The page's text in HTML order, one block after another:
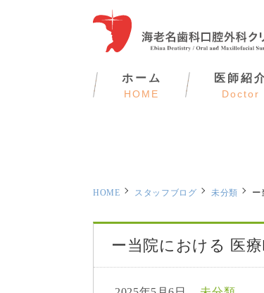
ホーム
HOME
医師紹
Doctor
HOME スタッフブログ 未分類 ー
ー当院における 医